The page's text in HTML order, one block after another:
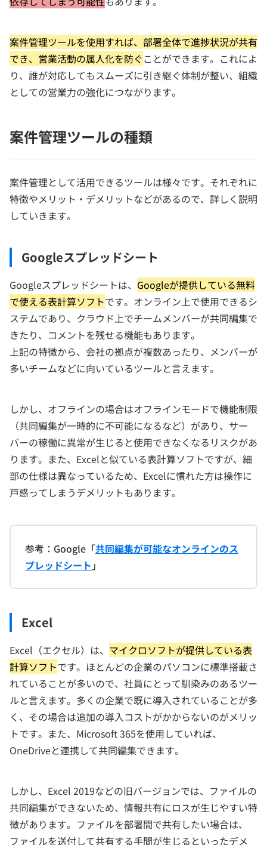
案件管理ツールを使用すれば、部署全体で進捗状況が共有
でき、営業活動の属人化を防ぐことができます。これによ
り、誰が対応してもスムーズに引き継ぐ体制が整い、組織
としての営業力の強化につながります。
案件管理ツールの種類
案件管理として活用できるツールは様々です。それぞれに
特徴やメリット・デメリットなどがあるので、詳しく説明
していきます。
Googleスプレッドシート
Googleスプレッドシートは、 Googleが提供している無料
で使える表計算ソフトです。オンライン上で使用できるシ
ステムであり、クラウド上でチームメンバーが共同編集で
きたり、コメントを残せる機能もあります。
上記の特徴から、会社の拠点が複数あったり、メンバーが
多いチームなどに向いているツールと言えます。
しかし、オフラインの場合はオフラインモードで機能制限
（共同編集が一時的に不可能になるなど）があり、サー
バーの稼働に異常が生じると使用できなくなるリスクがあ
ります。また、Excelと似ている表計算ソフトですが、細
部の仕様は異なっているため、Excelに慣れた方は操作に
戸惑ってしまうデメリットもあります。
参考：Google「共同編集が可能なオンラインのス
プレッドシート 」
Excel
Excel（エクセル）は、 マイクロソフトが提供している表
計算ソフトです。ほとんどの企業のパソコンに標準搭載さ
れていることが多いので、社員にとって馴染みのあるツー
ルと言えます。多くの企業で既に導入されていることが多
く、その場合は追加の導入コストがかからないのがメリッ
トです。また、Microsoft 365を使用していれば、
OneDriveと連携して共同編集できます。
しかし、Excel 2019などの旧バージョンでは、ファイルの
共同編集ができないため、情報共有にロスが生じやすい特
徴があります。ファイルを部署間で共有したい場合は、
ファイルを送付して共有する手間が生じるといったデメ